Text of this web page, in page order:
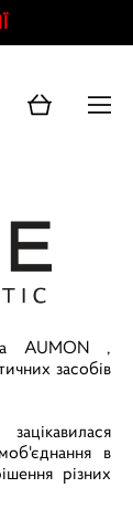
AUMON ,
засобів
в
різних